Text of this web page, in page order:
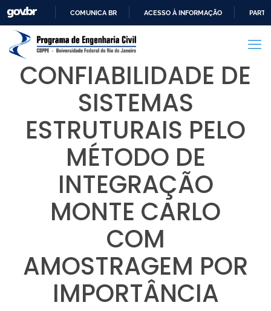
PARA
CONTEÚDO
COMUNICA BR ACESSO À INFORMAÇÃO
CONFIABILIDADE DE
SISTEMAS
ESTRUTURAIS PELO
MÉTODO DE
INTEGRAÇÃO
MONTE CARLO
COM
AMOSTRAGEM POR
IMPORTÂNCIA